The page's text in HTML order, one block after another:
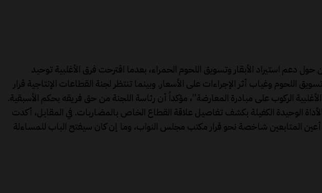
استيراد الأبقار وتسويق اللحوم الحمراء، بعدما اقترحت فرق الأغلبية توحيد
اللحوم وغياب أثر الإجراءات على الأسعار. وبينما تنتظر لجنة القطاعات الإنتاجية قرار
الركوب على مبادرة المعارضة”، مؤكداً أن رئاسة اللجنة من حق فريقه بحكم الأسبقية.
الوحيدة الكفيلة بكشف تفاصيل علاقة القطاع الخاص بالمضاربات. في المقابل، أكدت
المتابعين شاخصة نحو قرار مكتب مجلس النواب، وما إن كان سيفتح الباب للمساءلة